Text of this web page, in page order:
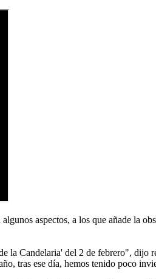
aspectos, a los que añade la
la Candelaria' del 2 de febrero", dijo
tras ese día, hemos tenido poco